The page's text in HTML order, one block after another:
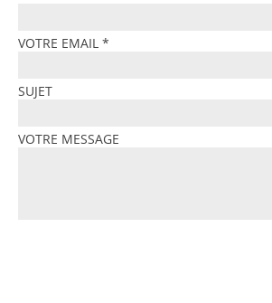
VOTRE EMAIL *
SUJET
VOTRE MESSAGE